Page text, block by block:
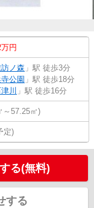
円
ノ森 」駅 徒歩3分
公園 」駅 徒歩18分
川 」駅 徒歩16分
～57.25㎡)
定)
る(無料)
する